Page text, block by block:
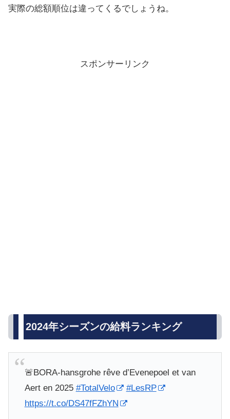
実際の総額順位は違ってくるでしょうね。
スポンサーリンク
2024年シーズンの給料ランキング
🚨BORA-hansgrohe rêve d’Evenepoel et van
Aert en 2025 #TotalVelo
#LesRP
https://t.co/DS47fFZhYN